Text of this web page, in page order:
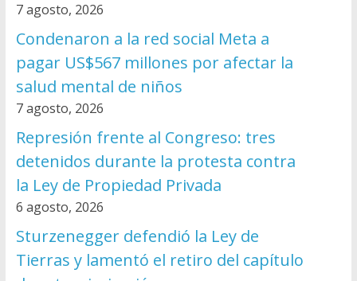
7 agosto, 2026
Condenaron a la red social Meta a
pagar US$567 millones por afectar la
salud mental de niños
7 agosto, 2026
Represión frente al Congreso: tres
detenidos durante la protesta contra
la Ley de Propiedad Privada
6 agosto, 2026
Sturzenegger defendió la Ley de
Tierras y lamentó el retiro del capítulo